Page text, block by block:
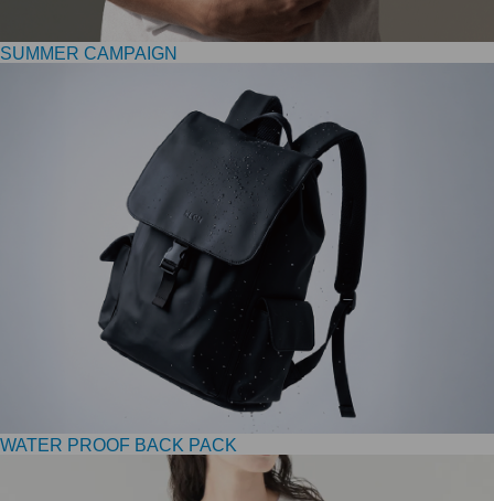
SUMMER CAMPAIGN
WATER PROOF BACK PACK